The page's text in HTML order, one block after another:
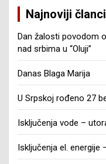
Najnoviji članci
Dan žalosti povodom
nad srbima u “Oluji”
Danas Blaga Marija
U Srpskoj rođeno 27
Isključenja vode –
Isključenja el. energije